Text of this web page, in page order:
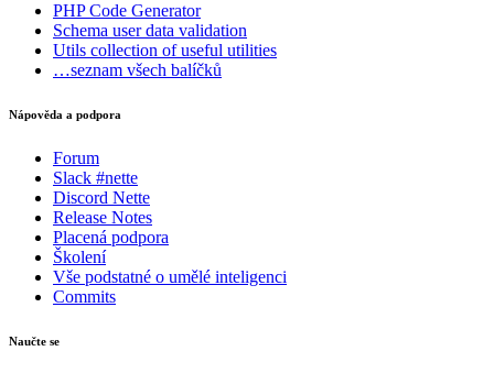
PHP Code Generator
Schema user data validation
Utils collection of useful utilities
…seznam všech balíčků
Nápověda a podpora
Forum
Slack #nette
Discord Nette
Release Notes
Placená podpora
Školení
Vše podstatné o umělé inteligenci
Commits
Naučte se